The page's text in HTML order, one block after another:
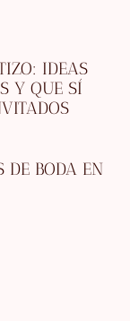
IDEAS
Y QUE SÍ
DE BODA EN